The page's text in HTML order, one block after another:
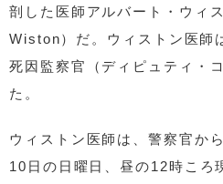
剖した医師アルバート・ウィ
Wiston）だ。ウィストン医師
死因監察官（ディピュティ・
た。
ウィストン医師は、警察官か
10日の日曜日、昼の12時ころ